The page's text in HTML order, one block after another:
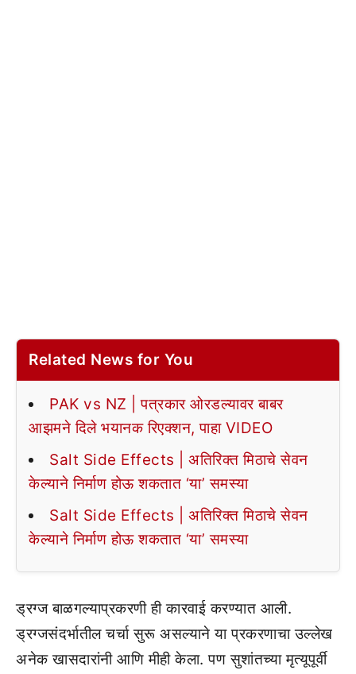
Related News for You
PAK vs NZ | पत्रकार ओरडल्यावर बाबर
आझमने दिले भयानक रिएक्शन, पाहा VIDEO
Salt Side Effects | अतिरिक्त मिठाचे सेवन
केल्याने निर्माण होऊ शकतात ‘या’ समस्या
Salt Side Effects | अतिरिक्त मिठाचे सेवन
केल्याने निर्माण होऊ शकतात ‘या’ समस्या
ड्रग्ज बाळगल्याप्रकरणी ही कारवाई करण्यात आली.
ड्रग्जसंदर्भातील चर्चा सुरू असल्याने या प्रकरणाचा उल्लेख
अनेक खासदारांनी आणि मीही केला. पण सुशांतच्या मृत्यूपूर्वी